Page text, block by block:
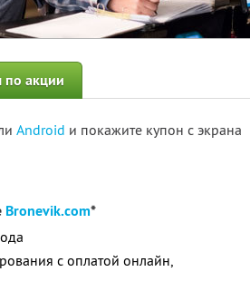
по акции
Android и покажите купон с экрана
Bronevik.com*
с оплатой онлайн,